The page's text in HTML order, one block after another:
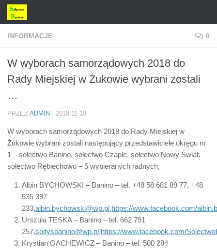
Przejdź do treści
INFORMACJE 0
W wyborach samorządowych 2018 do
Rady Miejskiej w Żukowie wybrani zostali
…
PRZEZ ADMIN · 2018-11-19
W wyborach samorządowych 2018 do Rady Miejskiej w
Żukowie wybrani zostali następujący przedstawiciele okręgu nr
1 – sołectwo Banino, sołectwo Czaple, sołectwo Nowy Świat,
sołectwo Rębiechowo – 5 wybieranych radnych,
Albin BYCHOWSKI – Banino – tel. +48 58 681 89 77, +48
535 397
233,albin.bychowski@wp.pl,https://www.facebook.com/
Urszula TESKA – Banino – tel. 662 791
257,soltysbanino@wp.pl,https://www.facebook.com/
Krystian GACHEWICZ – Banino – tel. 500 284